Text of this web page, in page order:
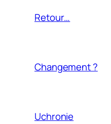
Retour…
Changement ?
Uchronie